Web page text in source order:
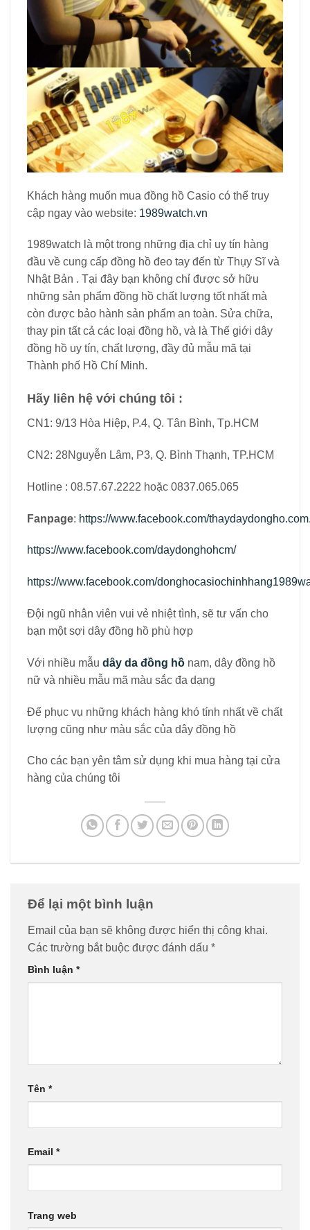
Khách hàng muốn mua đồng hồ Casio có thể truy
cập ngay vào website: 1989watch.vn
1989watch là một trong những địa chỉ uy tín hàng
đầu về cung cấp đồng hồ đeo tay đến từ Thụy Sĩ và
Nhật Bản . Tại đây bạn không chỉ được sở hữu
những sản phẩm đồng hồ chất lượng tốt nhất mà
còn được bảo hành sản phẩm an toàn. Sửa chữa,
thay pin tất cả các loại đồng hồ, và là Thế giới dây
đồng hồ uy tín, chất lượng, đầy đủ mẫu mã tại
Thành phố Hồ Chí Minh.
Hãy liên hệ với chúng tôi :
CN1: 9/13 Hòa Hiệp, P.4, Q. Tân Bình, Tp.HCM
CN2: 28Nguyễn Lâm, P3, Q. Bình Thạnh, TP.HCM
Hotline : 08.57.67.2222 hoặc 0837.065.065
Fanpage: https://www.facebook.com/
https://www.facebook.com/daydonghohcm/
https://www.facebook.com/
Đội ngũ nhân viên vui vẻ nhiệt tình, sẽ tư vấn cho
bạn một sợi dây đồng hồ phù hợp
Với nhiều mẫu dây da đồng hồ nam, dây đồng hồ
nữ và nhiều mẫu mã màu sắc đa dạng
Để phục vụ những khách hàng khó tính nhất về chất
lượng cũng như màu sắc của dây đồng hồ
Cho các bạn yên tâm sử dụng khi mua hàng tại cửa
hàng của chúng tôi
Để lại một bình luận
Email của bạn sẽ không được hiển thị công khai.
Các trường bắt buộc được đánh dấu *
Bình luận *
Tên *
Email *
Trang web